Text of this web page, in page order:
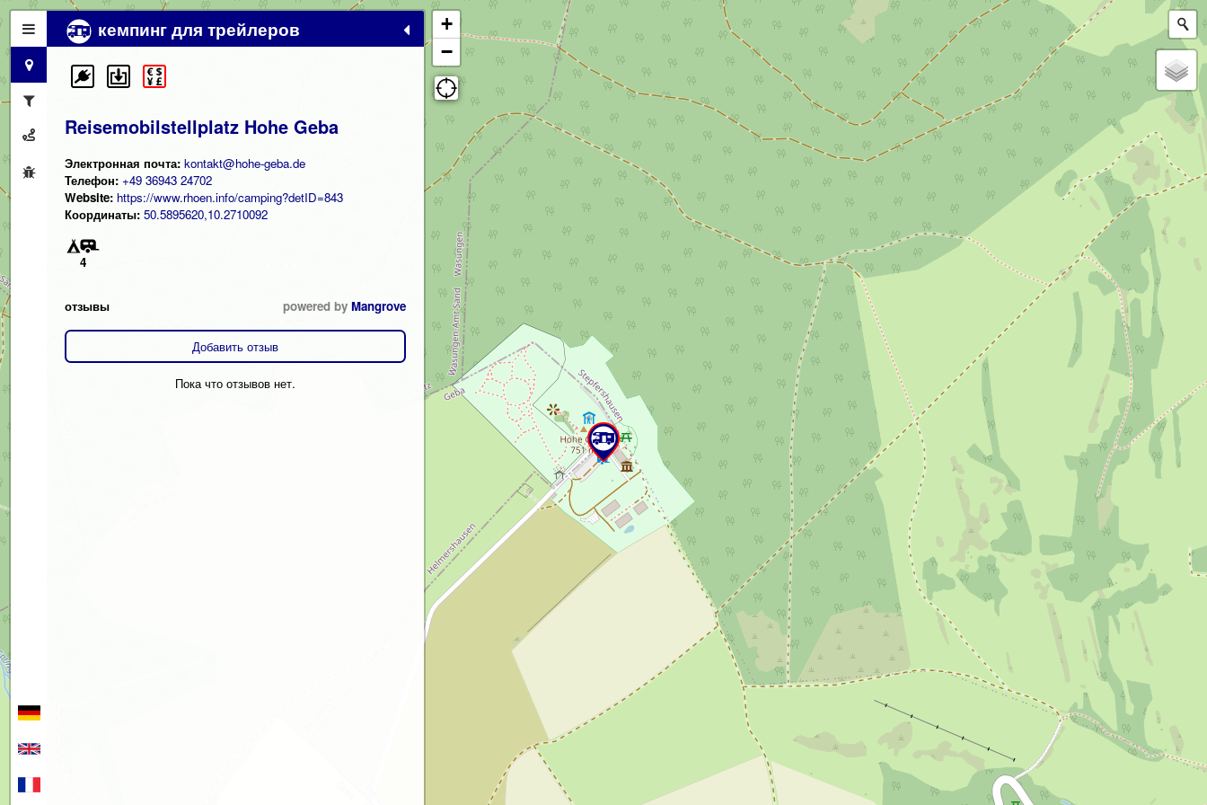
кемпинг для трейлеров
Reisemobilstellplatz Hohe Geba
Электронная почта: kontakt@hohe-geba.de
Телефон: +49 36943 24702
Website: https://www.rhoen.info/camping?detID=843
Координаты: 50.5895620,10.2710092
4
отзывы powered by Mangrove
Добавить отзыв
Пока что отзывов нет.
+
−